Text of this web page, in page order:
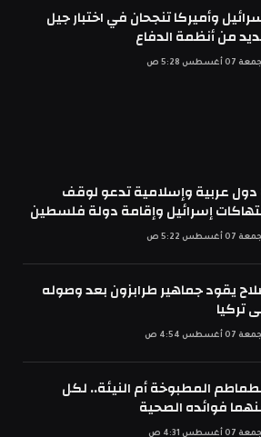
وأميركا تنجحان في اختبار جيل
من أنظمة الدفاع
07 أغسطس 5:28 ص
8 دول عربية وإسلامية تدعو لوقف
إسرائيل وإقامة دولة فلسطين
07 أغسطس 5:22 ص
يقود جماهير طرابزون بعد وصوله
تركيا
07 أغسطس 4:54 ص
المطبوخة أم النيئة.. لكل
فوائده الصحية
07 أغسطس 4:31 ص